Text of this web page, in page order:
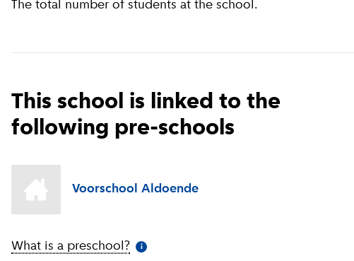
The total number of students at the school.
This school is linked to the
following pre-schools
Voorschool Aldoende
What is a preschool? More information
i